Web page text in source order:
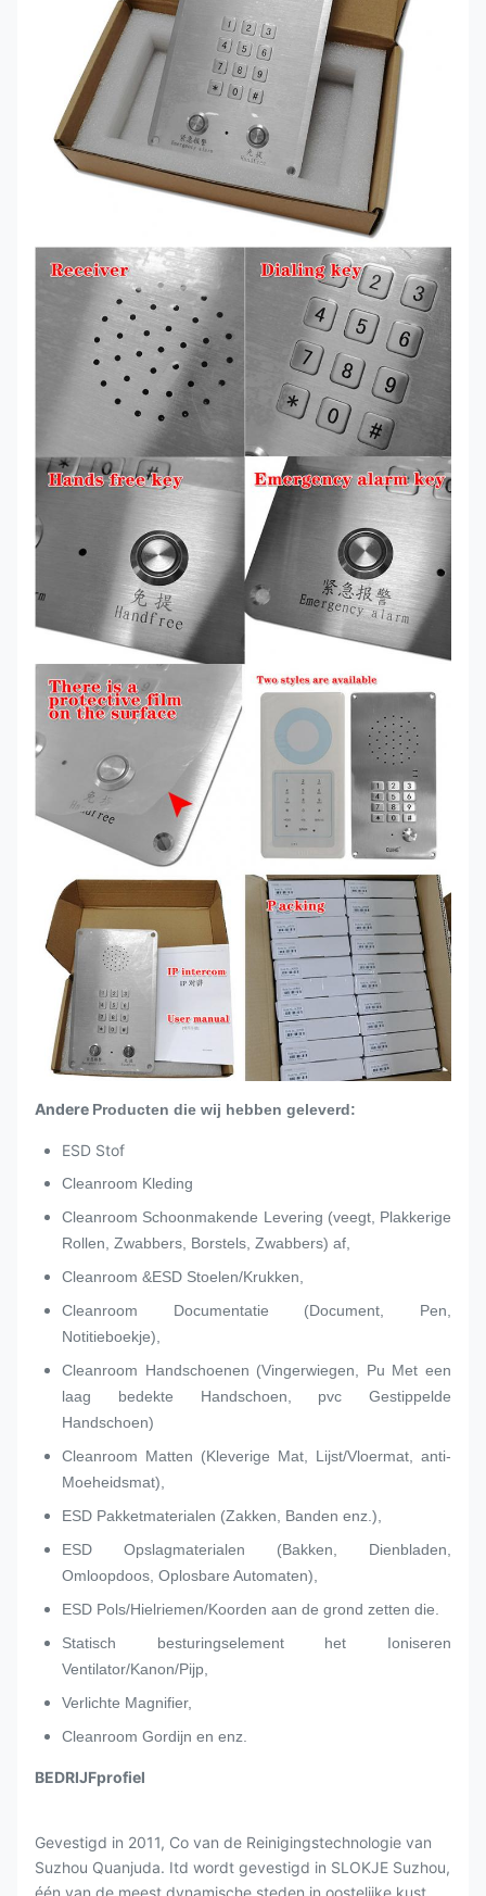
Andere Producten die wij hebben geleverd:
ESD Stof
Cleanroom Kleding
Cleanroom Schoonmakende Levering (veegt, Plakkerige
Rollen, Zwabbers, Borstels, Zwabbers) af,
Cleanroom &ESD Stoelen/Krukken,
Cleanroom Documentatie (Document, Pen,
Notitieboekje),
Cleanroom Handschoenen (Vingerwiegen, Pu Met een
laag bedekte Handschoen, pvc Gestippelde
Handschoen)
Cleanroom Matten (Kleverige Mat, Lijst/Vloermat, anti-
Moeheidsmat),
ESD Pakketmaterialen (Zakken, Banden enz.),
ESD Opslagmaterialen (Bakken, Dienbladen,
Omloopdoos, Oplosbare Automaten),
ESD Pols/Hielriemen/Koorden aan de grond zetten die.
Statisch besturingselement het Ioniseren
Ventilator/Kanon/Pijp,
Verlichte Magnifier,
Cleanroom Gordijn en enz.
BEDRIJFprofiel
Gevestigd in 2011, Co van de Reinigingstechnologie van
Suzhou Quanjuda. Itd wordt gevestigd in SLOKJE Suzhou,
één van de meest dynamische steden in oostelijke kust